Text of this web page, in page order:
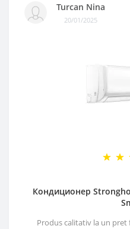
Turcan Nina
20/01/2025
Кондиционер
Produs calitativ la un pret